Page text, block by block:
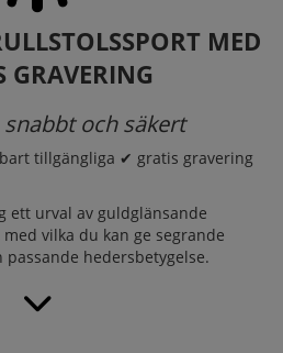
MED
GRAVERING
och säkert
tillgängliga ✔ gratis gravering
ett urval av guldglänsande
vilka du kan ge segrande
hedersbetygelse.